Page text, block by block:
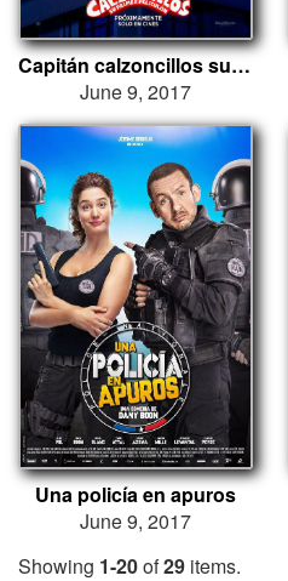
Capitán calzoncillos su primer peliculón
June 9, 2017
Una policía en apuros
June 9, 2017
Showing 1-20of29 items.